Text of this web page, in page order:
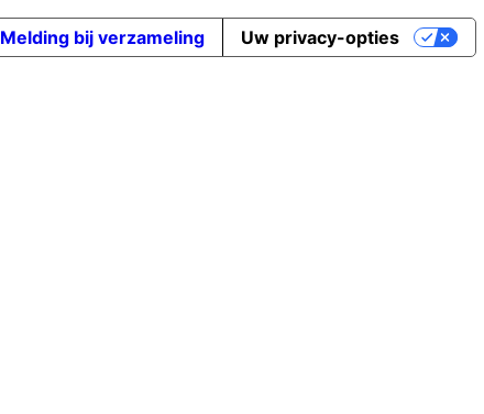
Melding bij verzameling Uw privacy-opties